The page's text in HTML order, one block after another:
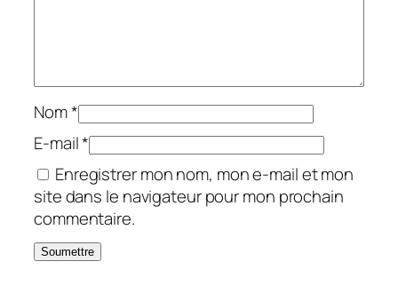
Nom*
E-mail*
Enregistrer mon nom, mon e-mail et mon
site dans le navigateur pour mon prochain
commentaire.